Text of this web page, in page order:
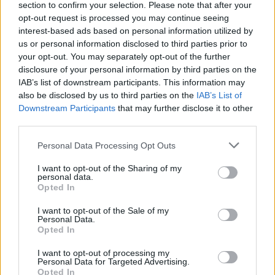
section to confirm your selection. Please note that after your
opt-out request is processed you may continue seeing
interest-based ads based on personal information utilized by
us or personal information disclosed to third parties prior to
your opt-out. You may separately opt-out of the further
disclosure of your personal information by third parties on the
IAB’s list of downstream participants. This information may
also be disclosed by us to third parties on the IAB’s List of
Downstream Participants that may further disclose it to other
Personal Data Processing Opt Outs
I want to opt-out of the Sharing of my
personal data.
Opted In
I want to opt-out of the Sale of my
Personal Data.
Opted In
I want to opt-out of processing my
Personal Data for Targeted Advertising.
Opted In
Resumen de datos de la ruta entre León De Los
Aldama y Bocas Del Toro
Tipo de
combustible
Precio
por litro
Gasto
5l/100km
Gasto
7l/100km
Gasto
10l/100km
Gasolina 95
0,00€ 0l.- 0,00€ 0l.
- 0,00€
Gasolina 98
0,00€ 0l.- 0,00€ 0l.- 0,00€ 0l.- 0,00€
0,00€
Bio diesel
0,00€ 0l. - 0,00€ 0 0l.- 0,00€
Estado del tráfico e incidencias de la DGT en
León De Los Aldama
Actualmente no hay incidencias de tráfico cerca deLeón De